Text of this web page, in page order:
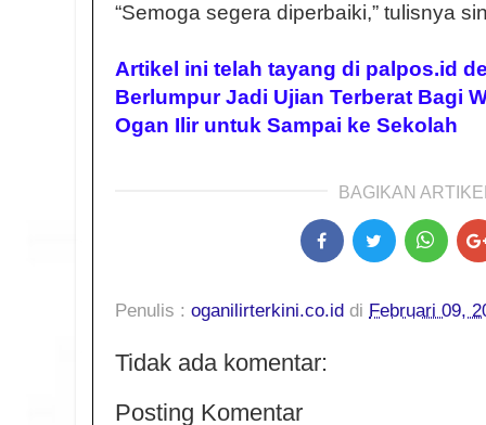
“Semoga segera diperbaiki,” tulisnya
Artikel ini telah tayang di palpos.id
Berlumpur Jadi Ujian Terberat Bagi
Ogan Ilir untuk Sampai ke Sekolah
BAGIKAN
Penulis : oganilirterkini.co.id di Februari 09,
Tidak ada komentar:
Posting Komentar